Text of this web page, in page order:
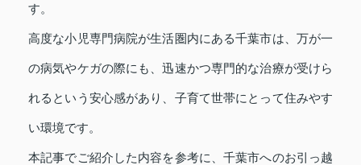
す。
高度な小児専門病院が生活圏内にある千葉市は、万が一
の病気やケガの際にも、迅速かつ専門的な治療が受けら
れるという安心感があり、子育て世帯にとって住みやす
い環境です。
本記事でご紹介した内容を参考に、千葉市へのお引っ越